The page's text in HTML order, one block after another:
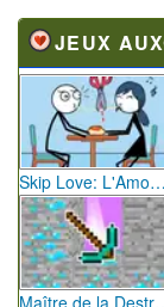
JEUX
Skip Love:
Maître de la